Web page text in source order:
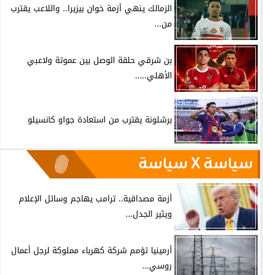
الزمالك ينهي أزمة خوان بيزيرا.. واللاعب يقترب
من...
بن شرقي حلقة الوصل بين عموتة ولاعبي
الأهلي.....
برشلونة يقترب من استعادة جواو كانسيلو
سياسة X سياسة
أزمة مصداقية.. ترامب يهاجم وسائل الإعلام
ويثير الجدل...
أرمينيا تؤمم شركة كهرباء مملوكة لرجل أعمال
روسي...